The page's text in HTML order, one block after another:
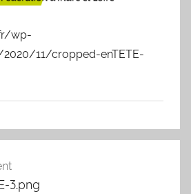
wp-
11/cropped-enTETE-
3.png